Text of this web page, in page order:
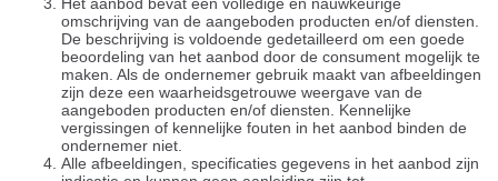
Het aanbod bevat een volledige en nauwkeurige
omschrijving van de aangeboden producten en/of diensten.
De beschrijving is voldoende gedetailleerd om een goede
beoordeling van het aanbod door de consument mogelijk te
maken. Als de ondernemer gebruik maakt van afbeeldingen
zijn deze een waarheidsgetrouwe weergave van de
aangeboden producten en/of diensten. Kennelijke
vergissingen of kennelijke fouten in het aanbod binden de
ondernemer niet.
Alle afbeeldingen, specificaties gegevens in het aanbod zijn